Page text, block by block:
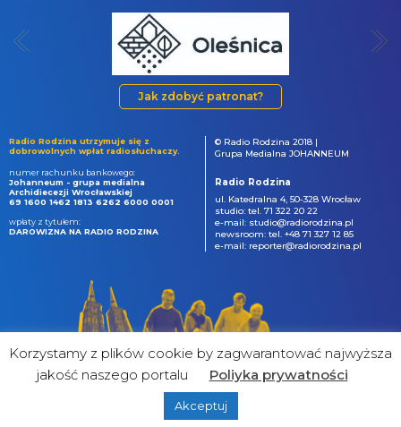
Jak zdobyć patronat?
Radio Rodzina utrzymuje się z
dobrowolnych wpłat radiosłuchaczy.
numer rachunku bankowego:
Johanneum - grupa medialna
Archidiecezji Wrocławskiej
69 1600 1462 1813 6262 6000 0001
wpłaty z tytułem:
DAROWIZNA NA RADIO RODZINA
© Radio Rodzina 2018 |
Grupa Medialna JOHANNEUM
Radio Rodzina
ul. Katedralna 4, 50-328 Wrocław
studio: tel. 71 322 20 22
e-mail: studio@radiorodzina.pl
newsroom: tel. +48 71 327 12 85
e-mail: reporter@radiorodzina.pl
&
Korzystamy z plików cookie by zagwarantować najwyższa
jakość naszego portalu
Poliyka prywatności
Akceptuj